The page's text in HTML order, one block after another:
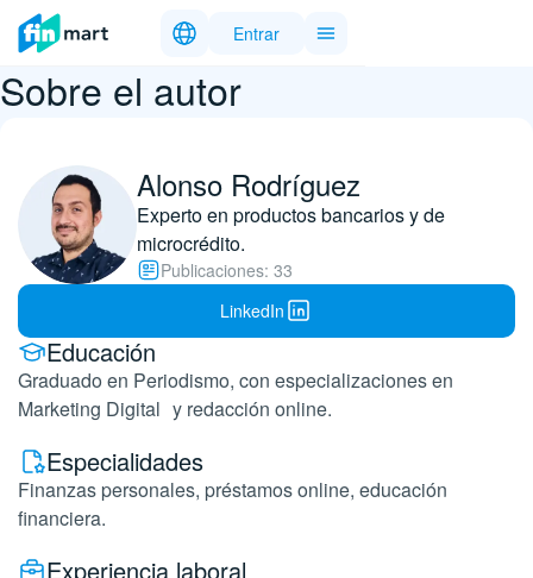
Entrar
Sobre el autor
Alonso Rodríguez
Experto en productos bancarios y de
microcrédito.
Publicaciones: 33
LinkedIn
Educación
Graduado en Periodismo, con especializaciones en
Marketing Digital y redacción online.
Especialidades
Finanzas personales, préstamos online, educación
financiera.
Experiencia laboral